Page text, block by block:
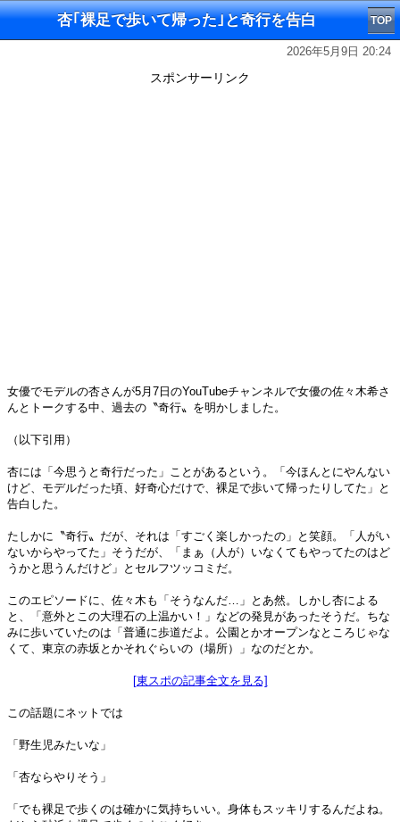
杏｢裸足で歩いて帰った｣と奇行を告白 TOP
2026年5月9日 20:24
スポンサーリンク
女優でモデルの杏さんが5月7日のYouTubeチャンネルで女優の佐々木希さ
んとトークする中、過去の〝奇行〟を明かしました。
（以下引用）
杏には「今思うと奇行だった」ことがあるという。「今ほんとにやんない
けど、モデルだった頃、好奇心だけで、裸足で歩いて帰ったりしてた」と
告白した。
たしかに〝奇行〟だが、それは「すごく楽しかったの」と笑顔。「人がい
ないからやってた」そうだが、「まぁ（人が）いなくてもやってたのはど
うかと思うんだけど」とセルフツッコミだ。
このエピソードに、佐々木も「そうなんだ…」とあ然。しかし杏による
と、「意外とこの大理石の上温かい！」などの発見があったそうだ。ちな
みに歩いていたのは「普通に歩道だよ。公園とかオープンなところじゃな
くて、東京の赤坂とかそれぐらいの（場所）」なのだとか。
[東スポの記事全文を見る]
この話題にネットでは
「野生児みたいな」
「杏ならやりそう」
「でも裸足で歩くのは確かに気持ちいい。身体もスッキリするんだよね。